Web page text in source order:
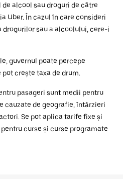
alcool sau droguri de către
Uber. În cazul în care consideri
sau a alcoolului, cere-i
guvernul poate percepe
crește taxa de drum.
pasageri sunt medii pentru
cauzate de geografie, întârzieri
Se pot aplica tarife fixe și
curse și curse programate